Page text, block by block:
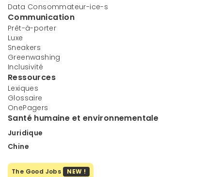
Data Consommateur-ice-s
Communication
Prêt-à-porter
Luxe
Sneakers
Greenwashing
Inclusivité
Ressources
Lexiques
Glossaire
OnePagers
Santé humaine et environnementale
Juridique
Chine
The Good Jobs NEW !